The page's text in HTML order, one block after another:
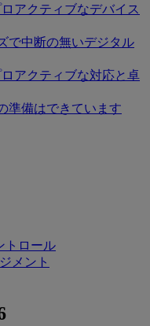
アクティブなデバイス
で中断の無いデジタル
ロアクティブな対応と卓
準備はできています
トロール
メント